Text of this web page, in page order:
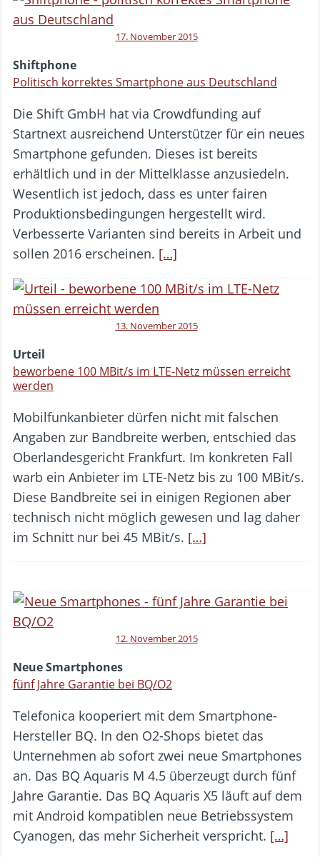
17. November 2015
Shiftphone
Politisch korrektes Smartphone aus Deutschland
Die Shift GmbH hat via Crowdfunding auf
Startnext ausreichend Unterstützer für ein neues
Smartphone gefunden. Dieses ist bereits
erhältlich und in der Mittelklasse anzusiedeln.
Wesentlich ist jedoch, dass es unter fairen
Produktionsbedingungen hergestellt wird.
Verbesserte Varianten sind bereits in Arbeit und
sollen 2016 erscheinen. […]
13. November 2015
Urteil
beworbene 100 MBit/s im LTE-Netz müssen erreicht
werden
Mobilfunkanbieter dürfen nicht mit falschen
Angaben zur Bandbreite werben, entschied das
Oberlandesgericht Frankfurt. Im konkreten Fall
warb ein Anbieter im LTE-Netz bis zu 100 MBit/s.
Diese Bandbreite sei in einigen Regionen aber
technisch nicht möglich gewesen und lag daher
im Schnitt nur bei 45 MBit/s. […]
12. November 2015
Neue Smartphones
fünf Jahre Garantie bei BQ/O2
Telefonica kooperiert mit dem Smartphone-
Hersteller BQ. In den O2-Shops bietet das
Unternehmen ab sofort zwei neue Smartphones
an. Das BQ Aquaris M 4.5 überzeugt durch fünf
Jahre Garantie. Das BQ Aquaris X5 läuft auf dem
mit Android kompatiblen neue Betriebssystem
Cyanogen, das mehr Sicherheit verspricht. […]